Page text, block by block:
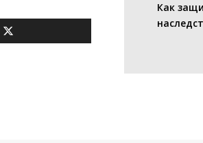
Как